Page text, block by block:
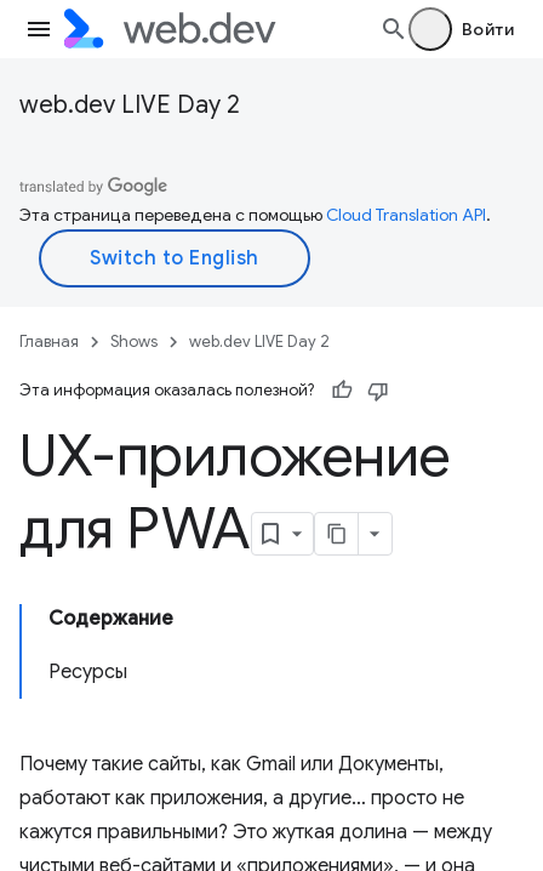
Войти
web.dev LIVE Day 2
Эта страница переведена с помощьюCloud Translation API.
Главная Shows web.dev LIVE Day 2
Эта информация оказалась полезной?
UX-приложение
для PWA
Содержание
Ресурсы
Почему такие сайты, как Gmail или Документы,
работают как приложения, а другие… просто не
кажутся правильными? Это жуткая долина — между
чистыми веб-сайтами и «приложениями», — и она